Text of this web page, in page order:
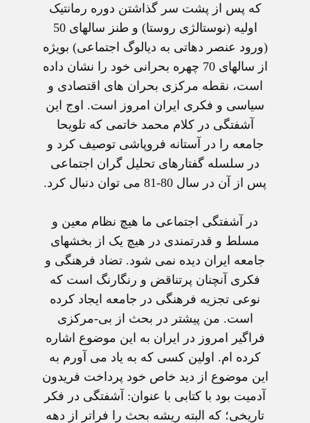
که پس از پشت سر گذاشتن دوره رمانتيک
اوليه (نوستالژی روستا) و طنز سالهای 50
(ورود عنصر دهاتی به ديالوگ اجتماعی) بويژه
از سالهای 70 چهره بحرانی خود را نشان داده
است، نقطه مرکزی بحران های اقتصادی و
سياسی و فکری ايران امروز است. اوج اين
آشفتگی در کلام محمد خاتمی که تلويحا
جامعه را در آستانه فروپاشی توصيف کرد و
در سلسله گفتارهای تحليل گران اجتماعی
پس از آن در سال 80-81 می توان دنبال کرد.
در آشفتگی اجتماعی ما هيچ نظام معين و
مسلط و قدرتمندی در هيچ يک از بخشهای
جامعه ايران ديده نمی شود. تضاد فرهنگی و
فکری آنچنان پرتناقض و رنگارنگ است که
نوعی تجزيه فرهنگی در جامعه ايجاد کرده
است. من پيشتر در بحث از بی-مرکزی
فراگير امروز در ايران به اين موضوع اشاره
کرده ام. اولين کسی که به ياد می آورم به
اين موضوع از ديد خاص خود پرداخت فريدون
آدميت بود با کتابی با عنوان: آشفتگی در فکر
تاريخی؛ که البته ريشه بحث را فراتر از دهه